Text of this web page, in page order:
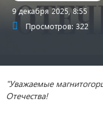
9 декабря 2025, 8:55
Просмотров: 322
"Уважаемые
Отечества!